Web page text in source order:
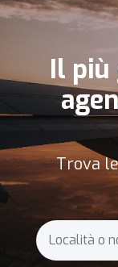
Il più
Trova